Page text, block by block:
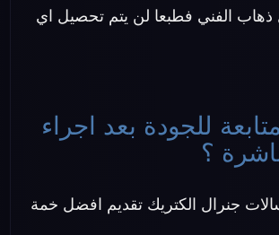
ذهاب الفني فطبعا لن يتم تحصيل اي
للجودة بعد اجراء
؟
جنرال الكتريك تقديم افضل خمة